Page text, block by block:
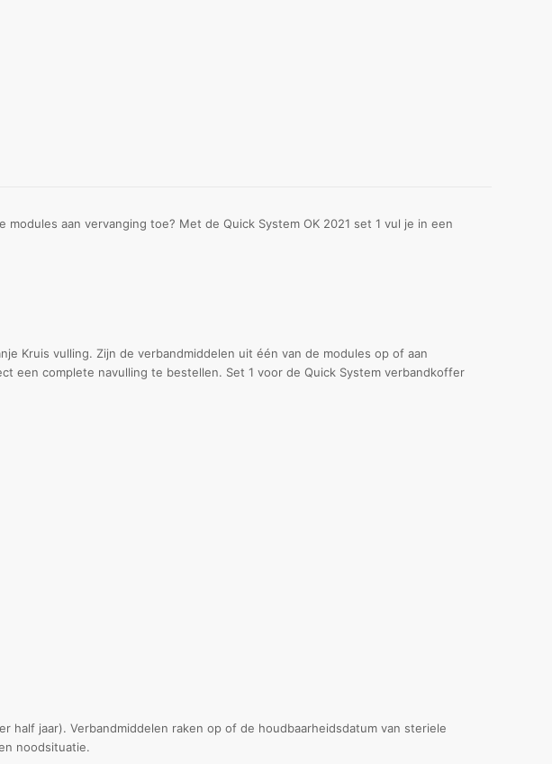
modules aan vervanging toe? Met de Quick System OK 2021 set 1 vul je in een
Kruis vulling. Zijn de verbandmiddelen uit één van de modules op of aan
een complete navulling te bestellen. Set 1 voor de Quick System verbandkoffer
half jaar). Verbandmiddelen raken op of de houdbaarheidsdatum van steriele
noodsituatie.